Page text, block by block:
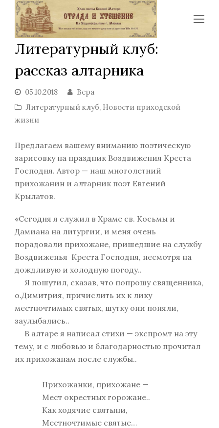
Литературный клуб:
рассказ алтарника
05.10.2018
Вера
Литературный клуб, Новости приходской
жизни
Предлагаем вашему вниманию поэтическую
зарисовку на праздник Воздвижения Креста
Господня. Автор — наш многолетний
прихожанин и алтарник поэт Евгений
Крылатов.
«Сегодня я служил в Храме св. Косьмы и
Дамиана на литургии, и меня очень
порадовали прихожане, пришедшие на службу
Воздвиженья Креста Господня, несмотря на
дождливую и холодную погоду..
Я пошутил, сказав, что попрошу священника,
о.Димитрия, причислить их к лику
местночтимых святых, шутку они поняли,
заулыбались..
В алтаре я написал стихи — экспромт на эту
тему, и с любовью и благодарностью прочитал
их прихожанам после службы..
Прихожанки, прихожане —
Мест окрестных горожане..
Как ходячие святыни,
Местночтимые святые…